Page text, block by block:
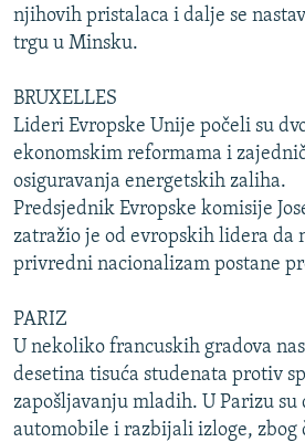
SPECIJALI RSE
GENOCID U SREBRENICI
POPLAVE I KLIZIŠTA U BIH 2024.
TV LIBERTY
POST SCRIPTUM
MOJA EVROPA
SVE KARTE DEJTONA
NASTANAK I RASPAD JUGOSLAVIJE
Sve RFE/RL stranice
njihovih pristalaca i dalje se
trgu u Minsku.
BRUXELLES
Lideri Evropske Unije počeli su
ekonomskim reformama i
osiguravanja energetskih zaliha.
Predsjednik Evropske komisije
zatražio je od evropskih lidera da
privredni nacionalizam postane
PARIZ
U nekoliko francuskih gradova
desetina tisuća studenata protiv
zapošljavanju mladih. U Parizu
automobile i razbijali izloge, zbog